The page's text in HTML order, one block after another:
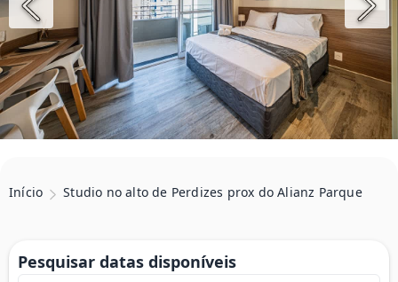
Início Studio no alto de Perdizes prox do Alianz Parque
Pesquisar datas disponíveis